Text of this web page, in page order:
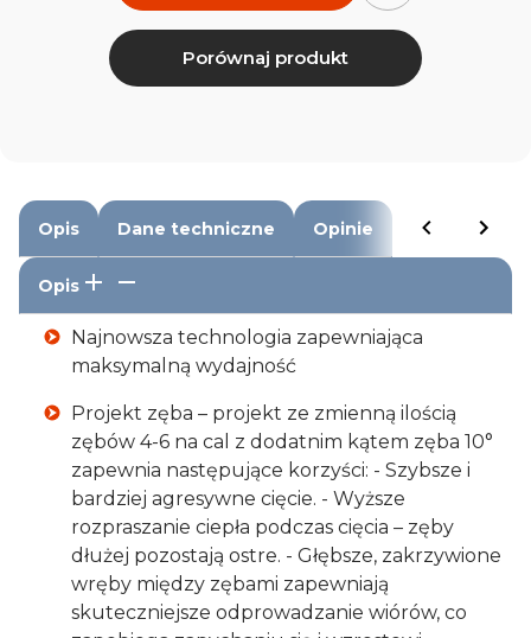
Porównaj produkt
Opis Dane techniczne Opinie
Opis
Najnowsza technologia zapewniająca
maksymalną wydajność
Projekt zęba – projekt ze zmienną ilością
zębów 4-6 na cal z dodatnim kątem zęba 10°
zapewnia następujące korzyści: - Szybsze i
bardziej agresywne cięcie. - Wyższe
rozpraszanie ciepła podczas cięcia – zęby
dłużej pozostają ostre. - Głębsze, zakrzywione
wręby między zębami zapewniają
skuteczniejsze odprowadzanie wiórów, co